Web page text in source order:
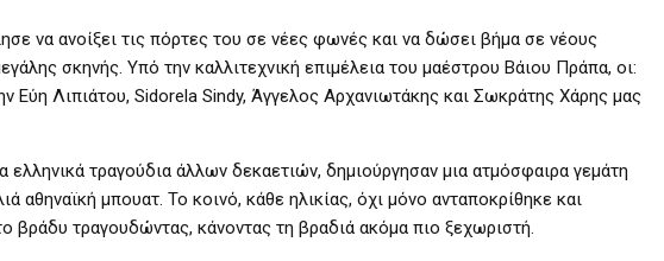
να ανοίξει τις πόρτες του σε νέες φωνές και να δώσει βήμα σε νέους
σκηνής. Υπό την καλλιτεχνική επιμέλεια του μαέστρου Βάιου Πράπα, οι:
Εύη Λιπιάτου, Sidorela Sindy, Άγγελος Αρχανιωτάκης και Σωκράτης Χάρης μας
ελληνικά τραγούδια άλλων δεκαετιών, δημιούργησαν μια ατμόσφαιρα γεμάτη
αθηναϊκή μπουατ. Το κοινό, κάθε ηλικίας, όχι μόνο ανταποκρίθηκε και
βράδυ τραγουδώντας, κάνοντας τη βραδιά ακόμα πιο ξεχωριστή.